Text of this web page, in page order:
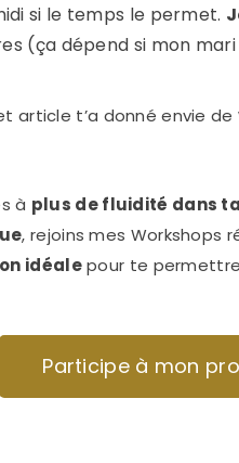
si le temps le permet.
(ça dépend si mon
article t’a donné envie de
à plus de fluidité dans
, rejoinsmes Workshops
idéalepour te
Participe à mon